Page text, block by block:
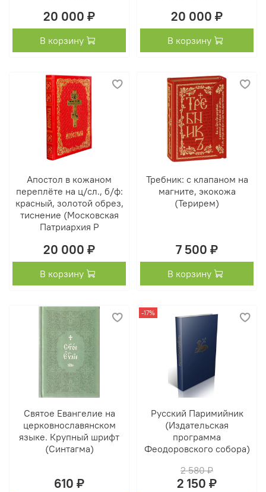
20 000 ₽
В корзину
20 000 ₽
В корзину
Апостол в кожаном
переплёте на ц/сл., б/ф:
красный, золотой обрез,
тиснение (Московская
Патриархия Р
20 000 ₽
В корзину
Требник: с клапаном на
магните, экокожа
(Терирем)
7 500 ₽
В корзину
Святое Евангелие на
церковнославянском
языке. Крупный шрифт
(Синтагма)
610 ₽
-17%
Русский Паримийник
(Издательская
программа
Феодоровского собора)
2 580 ₽
2 150 ₽